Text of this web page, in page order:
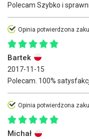
Polecam Szybko i
Opinia potwierdzona
Bartek
2017-11-15
Polecam. 100%
Opinia potwierdzona
Michał